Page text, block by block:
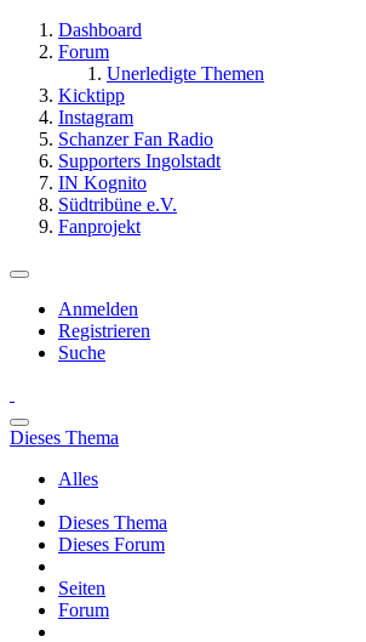
Dashboard
Forum
Unerledigte Themen
Kicktipp
Instagram
Schanzer Fan Radio
Supporters Ingolstadt
IN Kognito
Südtribüne e.V.
Fanprojekt
Anmelden
Registrieren
Suche
Dieses Thema
Alles
Dieses Thema
Dieses Forum
Seiten
Forum